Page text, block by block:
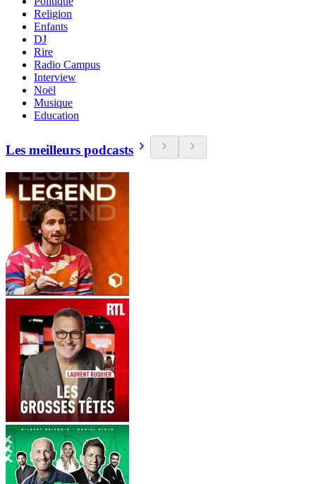
Religion
Enfants
DJ
Rire
Radio Campus
Interview
Noël
Musique
Education
Les meilleurs podcasts